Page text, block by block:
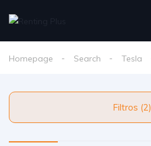
Homepage Search Tesla
Filtros (2)